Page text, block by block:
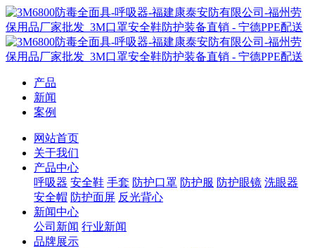
产品
新闻
案例
网站首页
关于我们
产品中心
呼吸器 安全鞋 手套 防护口罩 防护服 防护眼镜 洗眼器
安全帽 防护面屏 反光背心
新闻中心
公司新闻 行业新闻
品牌展示